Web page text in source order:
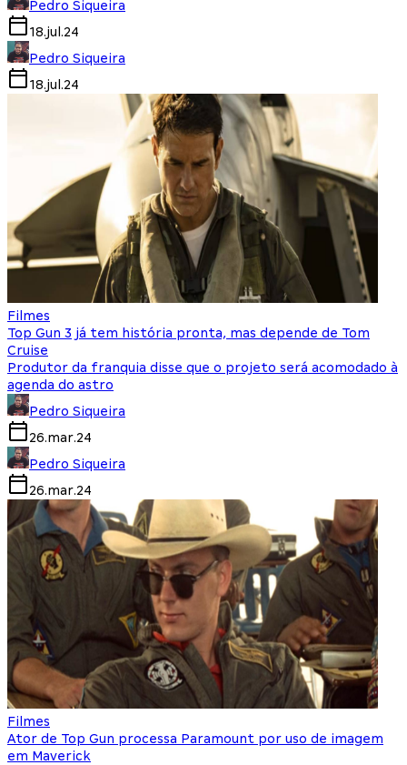
Pedro Siqueira
18.jul.24
Pedro Siqueira
18.jul.24
Filmes
Top Gun 3 já tem história pronta, mas depende de Tom
Cruise
Produtor da franquia disse que o projeto será acomodado à
agenda do astro
Pedro Siqueira
26.mar.24
Pedro Siqueira
26.mar.24
Filmes
Ator de Top Gun processa Paramount por uso de imagem
em Maverick